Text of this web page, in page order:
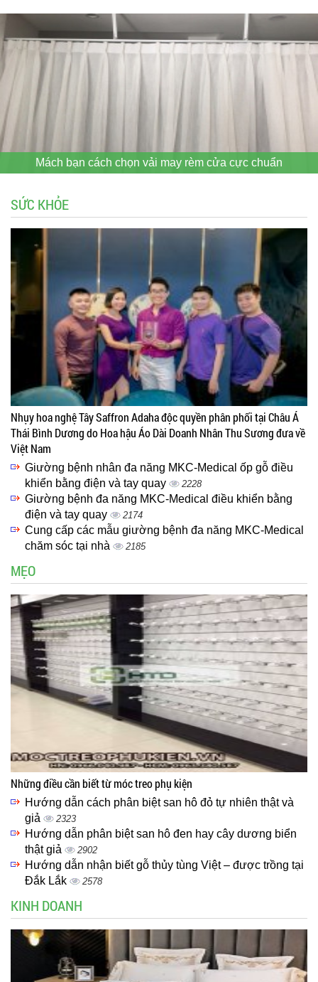
Mách bạn cách chọn vải may rèm cửa cực chuẩn
SỨC KHỎE
Nhụy hoa nghệ Tây Saffron Adaha độc quyền phân phối tại Châu Á
Thái Bình Dương do Hoa hậu Áo Dài Doanh Nhân Thu Sương đưa về
Việt Nam
Giường bệnh nhân đa năng MKC-Medical ốp gỗ điều
khiển bằng điện và tay quay
2228
Giường bệnh đa năng MKC-Medical điều khiển bằng
điện và tay quay
2174
Cung cấp các mẫu giường bệnh đa năng MKC-Medical
chăm sóc tại nhà
2185
MẸO
Những điều cần biết từ móc treo phụ kiện
Hướng dẫn cách phân biệt san hô đỏ tự nhiên thật và
giả
2323
Hướng dẫn phân biệt san hô đen hay cây dương biển
thật giả
2902
Hướng dẫn nhận biết gỗ thủy tùng Việt – được trồng tại
Đắk Lắk
2578
KINH DOANH